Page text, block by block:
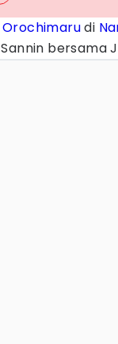
Orochimarudi
bersama